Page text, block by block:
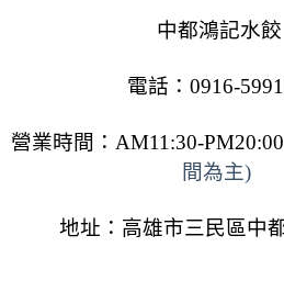
中都鴻記水餃
電話：0916-
營業時間：AM11:30-PM20:00
間為主)
地址：高雄市三民區中